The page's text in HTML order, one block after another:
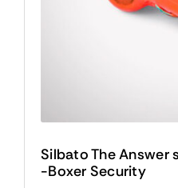
Silbato The Answer
-Boxer Security